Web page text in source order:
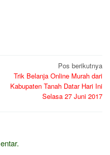
Pos berikutnya
Trik Belanja Online Murah dari
Kabupaten Tanah Datar Hari Ini
Selasa 27 Juni 2017